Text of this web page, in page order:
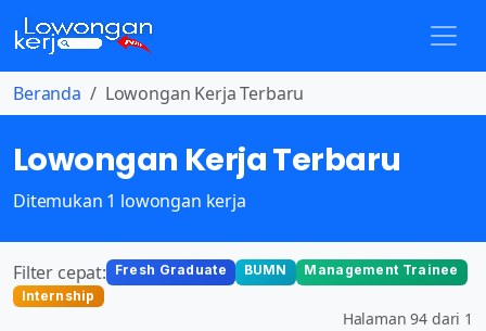
Beranda Lowongan Kerja Terbaru
Lowongan Kerja Terbaru
Ditemukan 1 lowongan kerja
Filter cepat: Fresh Graduate BUMN
Management Trainee
Internship
Halaman 94 dari 1